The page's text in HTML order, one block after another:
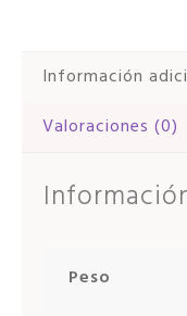
Información
Valoraciones (0)
Peso